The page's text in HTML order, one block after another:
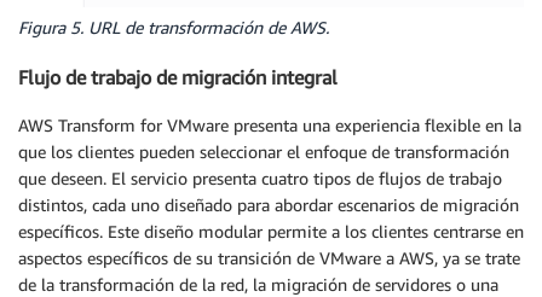
Figura 5. URL de transformación de AWS.
Flujo de trabajo de migración integral
AWS Transform for VMware presenta una experiencia flexible en la
que los clientes pueden seleccionar el enfoque de transformación
que deseen. El servicio presenta cuatro tipos de flujos de trabajo
distintos, cada uno diseñado para abordar escenarios de migración
específicos. Este diseño modular permite a los clientes centrarse en
aspectos específicos de su transición de VMware a AWS, ya se trate
de la transformación de la red, la migración de servidores o una